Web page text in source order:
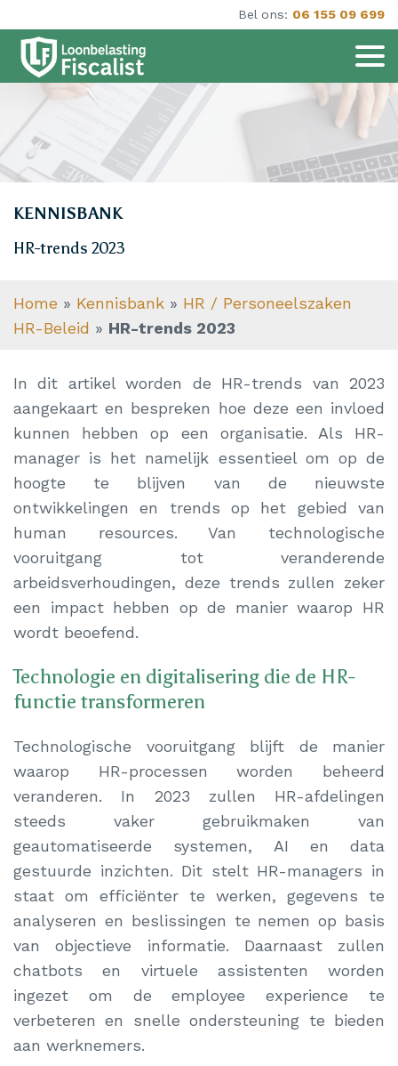
Bel ons: 06 155 09 699
KENNISBANK
HR-trends 2023
Home » Kennisbank » HR / Personeelszaken
HR-Beleid » HR-trends 2023
In dit artikel worden de HR-trends van 2023
aangekaart en bespreken hoe deze een invloed
kunnen hebben op een organisatie. Als HR-
manager is het namelijk essentieel om op de
hoogte te blijven van de nieuwste
ontwikkelingen en trends op het gebied van
human resources. Van technologische
vooruitgang tot veranderende
arbeidsverhoudingen, deze trends zullen zeker
een impact hebben op de manier waarop HR
wordt beoefend.
Technologie en digitalisering die de HR-
functie transformeren
Technologische vooruitgang blijft de manier
waarop HR-processen worden beheerd
veranderen. In 2023 zullen HR-afdelingen
steeds vaker gebruikmaken van
geautomatiseerde systemen, AI en data
gestuurde inzichten. Dit stelt HR-managers in
staat om efficiënter te werken, gegevens te
analyseren en beslissingen te nemen op basis
van objectieve informatie. Daarnaast zullen
chatbots en virtuele assistenten worden
ingezet om de employee experience te
verbeteren en snelle ondersteuning te bieden
aan werknemers.